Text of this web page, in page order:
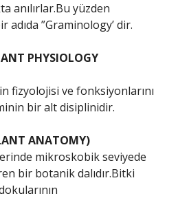
anılırlar.Bu yüzden
”Graminology’ dir.
PHYSIOLOGY
fizyolojisi ve fonksiyonlarını
bir alt disiplinidir.
ANATOMY)
mikroskobik seviyede
bir botanik dalıdır.Bitki